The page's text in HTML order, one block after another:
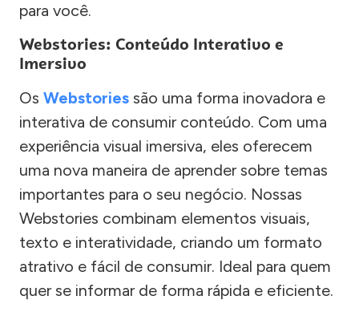
para você.
Webstories: Conteúdo Interativo e
Imersivo
Os Webstories são uma forma inovadora e
interativa de consumir conteúdo. Com uma
experiência visual imersiva, eles oferecem
uma nova maneira de aprender sobre temas
importantes para o seu negócio. Nossas
Webstories combinam elementos visuais,
texto e interatividade, criando um formato
atrativo e fácil de consumir. Ideal para quem
quer se informar de forma rápida e eficiente.